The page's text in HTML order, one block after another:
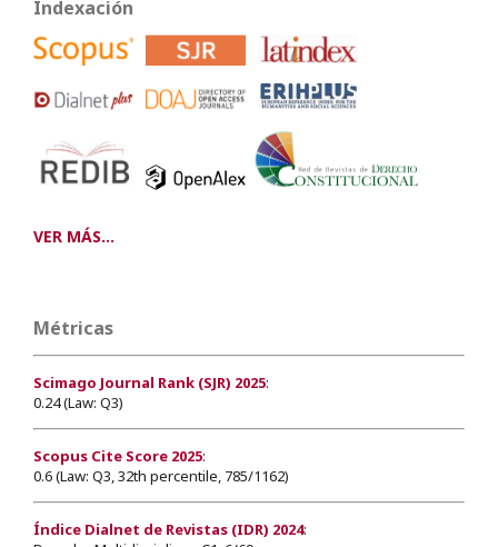
Indexación
VER MÁS...
Métricas
Scimago Journal Rank (SJR) 2025:
0.24 (Law: Q3)
Scopus Cite Score 2025:
0.6 (Law: Q3, 32th percentile, 785/1162)
Índice Dialnet de Revistas (IDR) 2024: